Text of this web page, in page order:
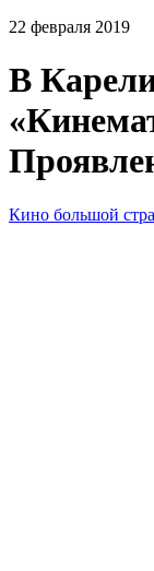
22 февраля 2019
В
Кино большой